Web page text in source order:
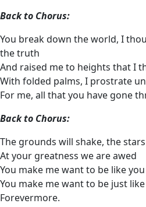
Back to Chorus:
You break down the world, I
the truth
And raised me to heights that I
With folded palms, I prostrate
For me, all that you have gone
Back to Chorus:
The grounds will shake, the
At your greatness we are awed
You make me want to be like you
You make me want to be just
Forevermore.